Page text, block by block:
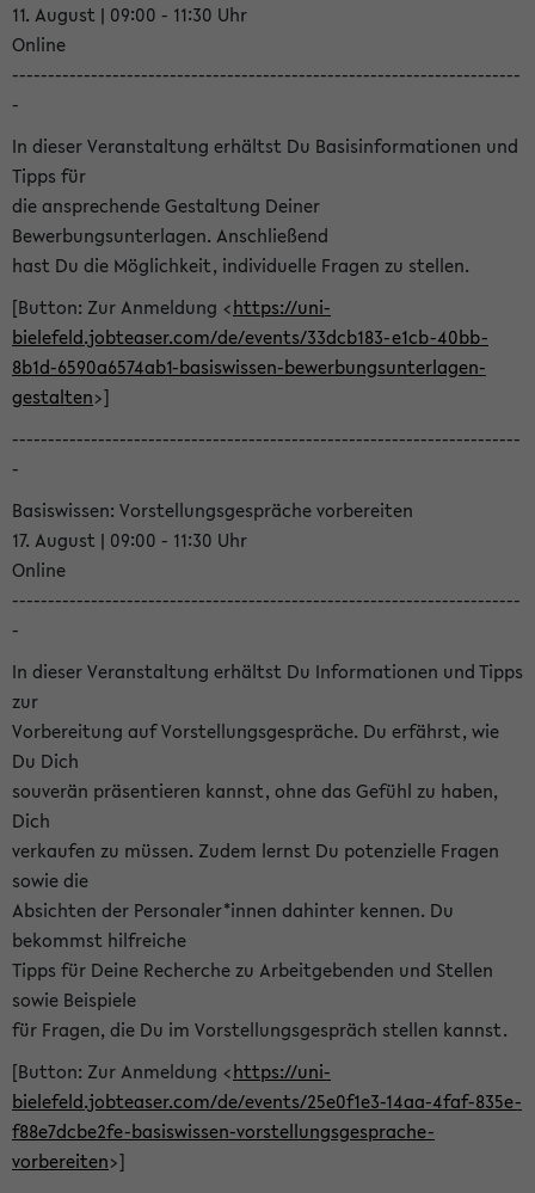
11. August | 09:00 - 11:30 Uhr
Online
-----------------------------------------------------------------------
-
In dieser Veranstaltung erhältst Du Basisinformationen und
Tipps für
die ansprechende Gestaltung Deiner
Bewerbungsunterlagen. Anschließend
hast Du die Möglichkeit, individuelle Fragen zu stellen.
[Button: Zur Anmeldung <https://uni-
bielefeld.jobteaser.com/de/events/33dcb183-e1cb-40bb-
8b1d-6590a6574ab1-basiswissen-bewerbungsunterlagen-
gestalten>]
-----------------------------------------------------------------------
-
Basiswissen: Vorstellungsgespräche vorbereiten
17. August | 09:00 - 11:30 Uhr
Online
-----------------------------------------------------------------------
-
In dieser Veranstaltung erhältst Du Informationen und Tipps
zur
Vorbereitung auf Vorstellungsgespräche. Du erfährst, wie
Du Dich
souverän präsentieren kannst, ohne das Gefühl zu haben,
Dich
verkaufen zu müssen. Zudem lernst Du potenzielle Fragen
sowie die
Absichten der Personaler*innen dahinter kennen. Du
bekommst hilfreiche
Tipps für Deine Recherche zu Arbeitgebenden und Stellen
sowie Beispiele
für Fragen, die Du im Vorstellungsgespräch stellen kannst.
[Button: Zur Anmeldung <https://uni-
bielefeld.jobteaser.com/de/events/25e0f1e3-14aa-4faf-835e-
f88e7dcbe2fe-basiswissen-vorstellungsgesprache-
vorbereiten>]